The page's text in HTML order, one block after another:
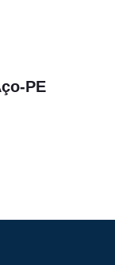
PE